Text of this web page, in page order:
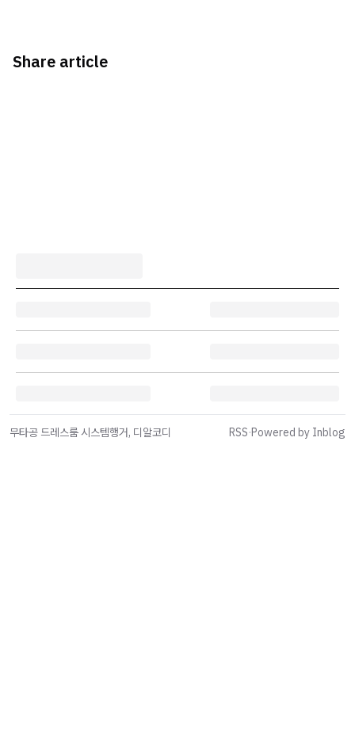
Share article
무타공 드레스룸 시스템행거, 디알코디 RSS·Powered by Inblog